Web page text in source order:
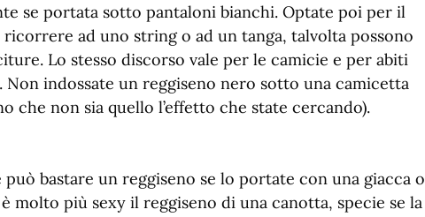
se portata sotto pantaloni bianchi. Optate poi per il
ad uno string o ad un tanga, talvolta possono
Lo stesso discorso vale per le camicie e per abiti
indossate un reggiseno nero sotto una camicetta
che non sia quello l’effetto che state cercando).
bastare un reggiseno se lo portate con una giacca o
molto più sexy il reggiseno di una canotta, specie se la